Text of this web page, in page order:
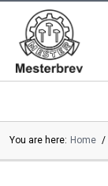
You are here: Home